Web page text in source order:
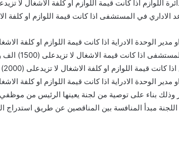
اذا كانت قيمة اللوازم او كلفة الاشغال لا تزيدعلى (200) مائتي
في المستشفى اذا كانت قيمة اللوازم او كلفة الاشغال لا تزيد
الوحدة الادراية اذا كانت قيمة اللوازم او كلفة الاشغال لا تزيدعلى
اذا كانت قيمة الاشغال لا تزيدعلى (1500) الف وخمسمائة دينار.
قيمة اللوازم او كلفة الاشغال لا تزيدعلى (2000) الفي دينار.
الوحدة الادراية اذا كانت قيمة اللوازم او كلفة الاشغال تزيدعلى
اللجنة مبدأ المنافسة بين المناقصين عن طريق استدراج